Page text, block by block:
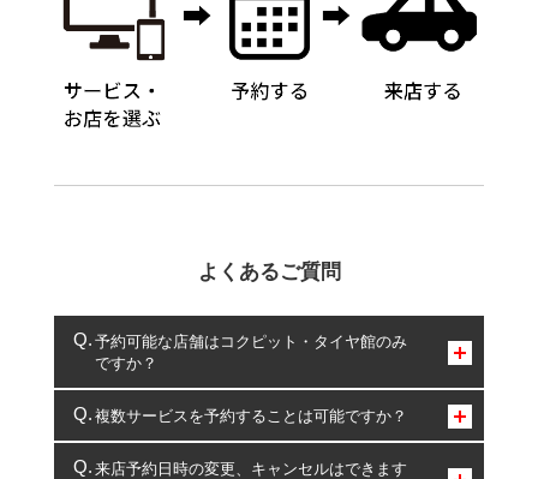
よくあるご質問
予約可能な店舗はコクピット・タイヤ館のみ
ですか？
コクピット・タイヤ館のみとなります。
複数サービスを予約することは可能ですか？
複数サービスのご予約は可能です。
来店予約日時の変更、キャンセルはできます